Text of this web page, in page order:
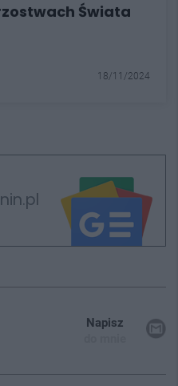
Świata
18/11/2024
Napisz